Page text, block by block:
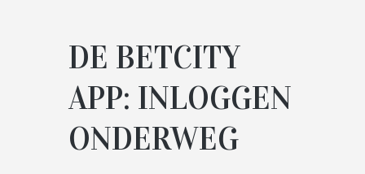
DE BETCITY
APP: INLOGGEN
ONDERWEG